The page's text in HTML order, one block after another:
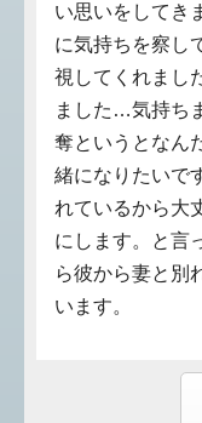
い思いをしてき
に気持ちを察し
視してくれまし
ました…気持ち
奪というとなん
緒になりたいで
れているから大
にします。と言
ら彼から妻と別
います。